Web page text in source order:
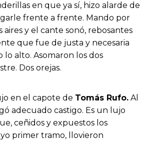
en que ya sí, hizo alarde de
frente a frente. Mando por
y el cante sonó, rebosantes
que fue de justa y necesaria
lo alto. Asomaron los dos
Dos orejas.
en el capote de Tomás Rufo. Al
adecuado castigo. Es un lujo
ceñidos y expuestos los
primer tramo, llovieron